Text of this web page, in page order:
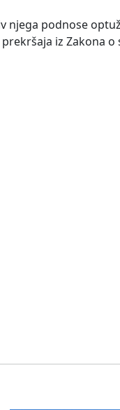
njega podnose
iz Zakona